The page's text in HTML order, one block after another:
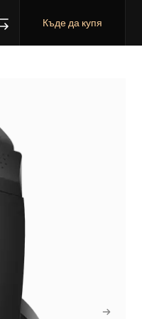
Къде да купя